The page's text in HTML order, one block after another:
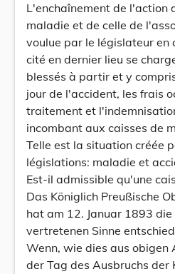
L'enchaînement de l'action
maladie et de celle de
voulue par le législateur en
cité en dernier lieu se
blessés à partir et y
jour de l'accident, les frais
traitement et
incombant aux caisses de
Telle est la situation créée
législations: maladie et
Est-il admissible qu'une
Das Königlich Preußische
hat am 12. Januar 1893
vertretenen Sinne
Wenn, wie dies aus obigen
der Tag des Ausbruchs der